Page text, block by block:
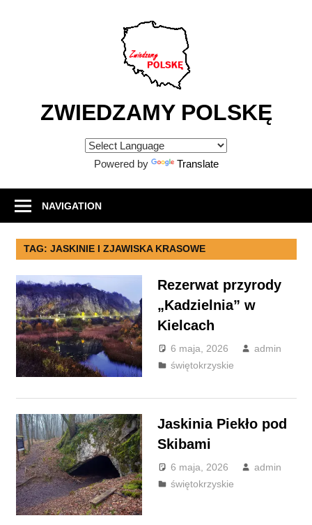
ZWIEDZAMY POLSKĘ
Powered by Translate
NAVIGATION
TAG: JASKINIE I ZJAWISKA KRASOWE
Rezerwat przyrody
„Kadzielnia” w
Kielcach
6 maja, 2026
admin
świętokrzyskie
Jaskinia Piekło pod
Skibami
6 maja, 2026
admin
świętokrzyskie